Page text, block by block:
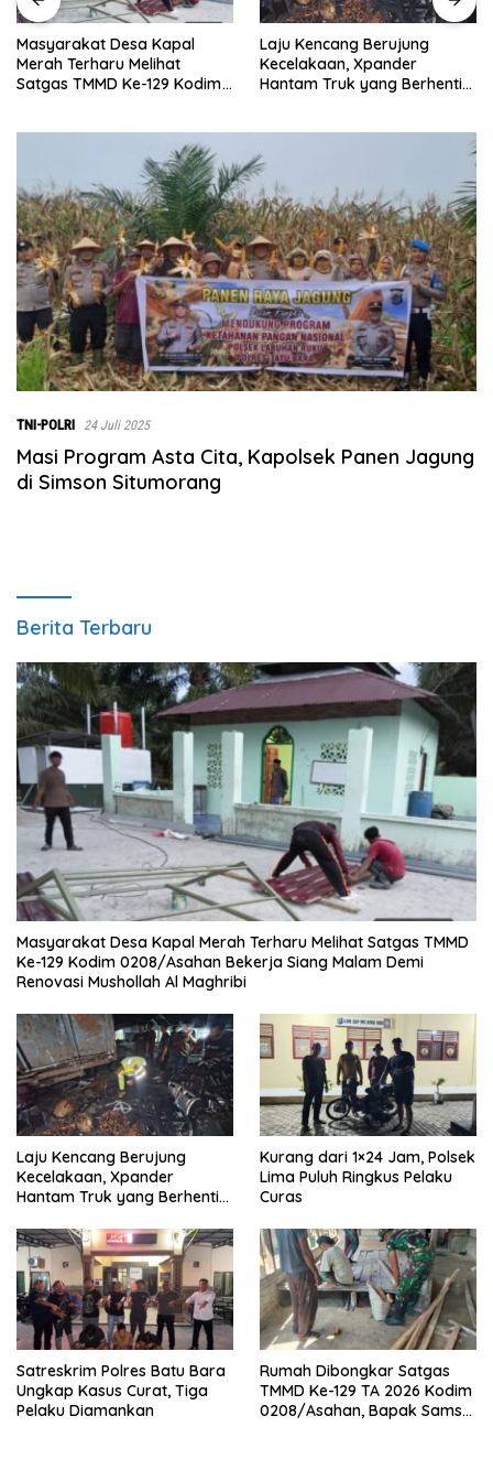
Laju Kencang Berujung
Kecelakaan, Xpander
Hantam Truk yang Berhenti
Kurang dari 1×24 Jam, Polsek
Lima Puluh Ringkus Pelaku
Curas
TNI-POLRI 24 Juli 2025
Masi Program Asta Cita, Kapolsek Panen Jagung
di Simson Situmorang
Berita Terbaru
Masyarakat Desa Kapal Merah Terharu Melihat Satgas TMMD
Ke-129 Kodim 0208/Asahan Bekerja Siang Malam Demi
Renovasi Mushollah Al Maghribi
Laju Kencang Berujung
Kecelakaan, Xpander
Hantam Truk yang Berhenti
Kurang dari 1×24 Jam, Polsek
Lima Puluh Ringkus Pelaku
Curas
Satreskrim Polres Batu Bara
Ungkap Kasus Curat, Tiga
Pelaku Diamankan
Rumah Dibongkar Satgas
TMMD Ke-129 TA 2026 Kodim
0208/Asahan, Bapak Samsul